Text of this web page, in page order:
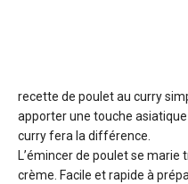
recette de poulet au curry
apporter une touche
curry fera la différence.
L’émincer de poulet se marie
crème. Facile et rapide à